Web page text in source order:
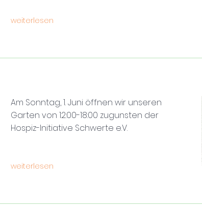
weiterlesen
Am Sonntag, 1. Juni öffnen wir unseren
Garten von 12:00-18:00 zugunsten der
Hospiz-Initiative Schwerte e.V.
weiterlesen